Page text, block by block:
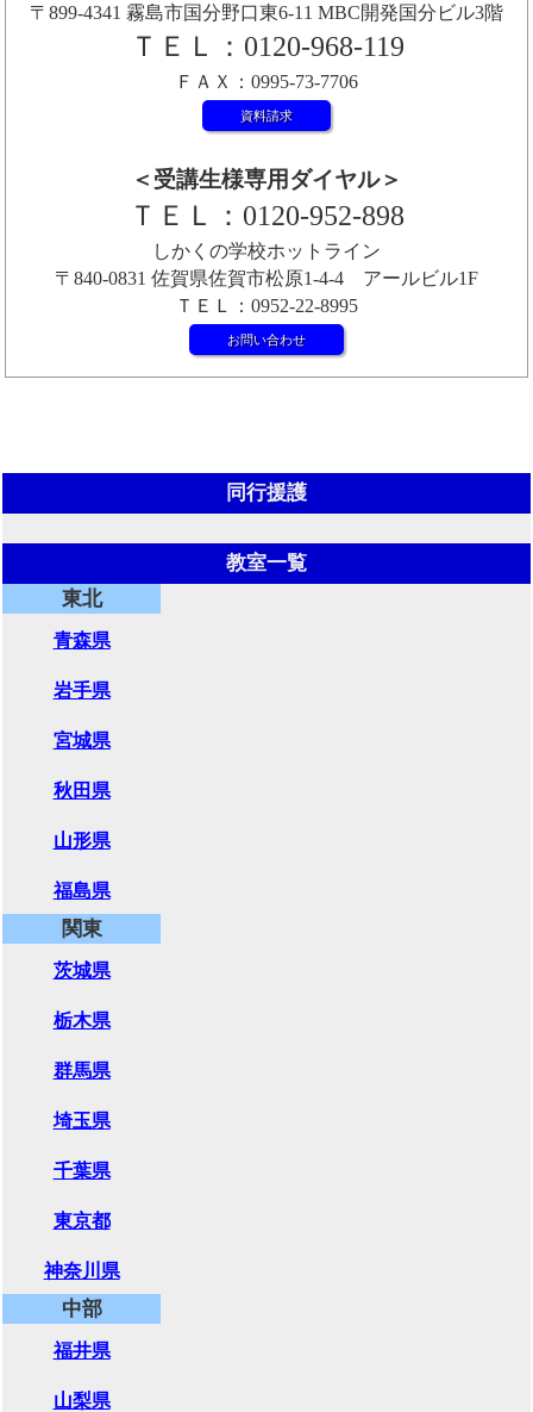
〒899-4341 霧島市国分野口東6-11 MBC開発国分ビル3階
ＴＥＬ：0120-968-119
ＦＡＸ：0995-73-7706
資料請求
＜受講生様専用ダイヤル＞
ＴＥＬ：0120-952-898
しかくの学校ホットライン
〒840-0831 佐賀県佐賀市松原1-4-4 アールビル1F
ＴＥＬ：0952-22-8995
お問い合わせ
同行援護
教室一覧
東北
青森県
岩手県
宮城県
秋田県
山形県
福島県
関東
茨城県
栃木県
群馬県
埼玉県
千葉県
東京都
神奈川県
中部
福井県
山梨県